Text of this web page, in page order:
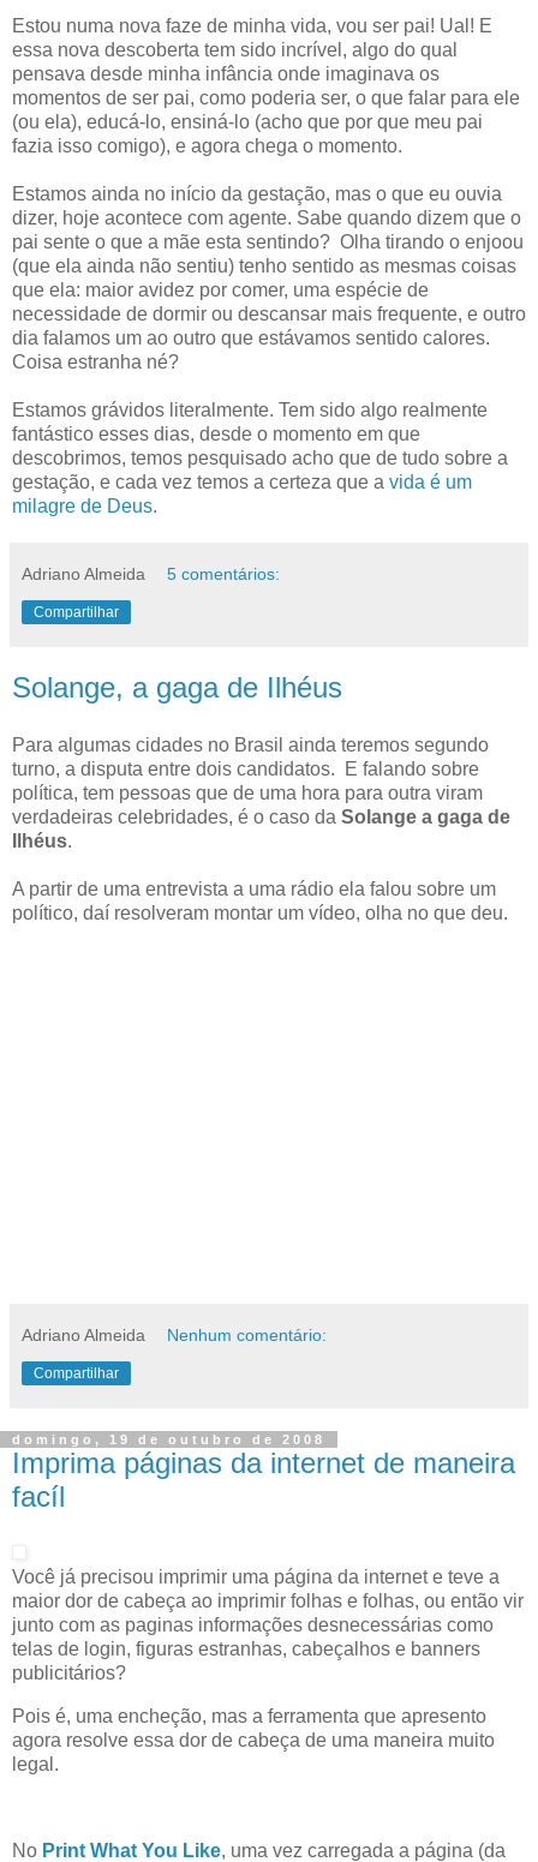
Estou numa nova faze de minha vida, vou ser pai! Ual! E
essa nova descoberta tem sido incrível, algo do qual
pensava desde minha infância onde imaginava os
momentos de ser pai, como poderia ser, o que falar para ele
(ou ela), educá-lo, ensiná-lo (acho que por que meu pai
fazia isso comigo), e agora chega o momento.
Estamos ainda no início da gestação, mas o que eu ouvia
dizer, hoje acontece com agente. Sabe quando dizem que o
pai sente o que a mãe esta sentindo? Olha tirando o enjoou
(que ela ainda não sentiu) tenho sentido as mesmas coisas
que ela: maior avidez por comer, uma espécie de
necessidade de dormir ou descansar mais frequente, e outro
dia falamos um ao outro que estávamos sentido calores.
Coisa estranha né?
Estamos grávidos literalmente. Tem sido algo realmente
fantástico esses dias, desde o momento em que
descobrimos, temos pesquisado acho que de tudo sobre a
gestação, e cada vez temos a certeza que a vida é um
milagre de Deus.
Adriano Almeida 5 comentários:
Compartilhar
Solange, a gaga de Ilhéus
Para algumas cidades no Brasil ainda teremos segundo
turno, a disputa entre dois candidatos. E falando sobre
política, tem pessoas que de uma hora para outra viram
verdadeiras celebridades, é o caso da Solange a gaga de
Ilhéus.
A partir de uma entrevista a uma rádio ela falou sobre um
político, daí resolveram montar um vídeo, olha no que deu.
Adriano Almeida Nenhum comentário:
Compartilhar
domingo, 19 de outubro de 2008
Imprima páginas da internet de maneira
facíl
Você já precisou imprimir uma página da internet e teve a
maior dor de cabeça ao imprimir folhas e folhas, ou então vir
junto com as paginas informações desnecessárias como
telas de login, figuras estranhas, cabeçalhos e banners
publicitários?
Pois é, uma encheção, mas a ferramenta que apresento
agora resolve essa dor de cabeça de uma maneira muito
legal.
No Print What You Like, uma vez carregada a página (da